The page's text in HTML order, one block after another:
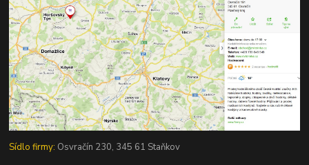
Sídlo firmy: Osvračín 230, 345 61 Staňkov